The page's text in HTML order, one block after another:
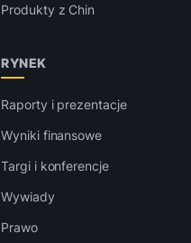
Produkty z Chin
RYNEK
Raporty i prezentacje
Wyniki finansowe
Targi i konferencje
Wywiady
Prawo